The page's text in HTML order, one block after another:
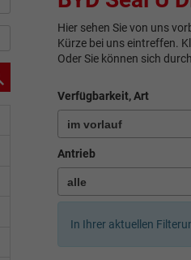
Hier sehen Sie von uns
Kürze bei uns eintreffen.
Oder Sie können sich
Verfügbarkeit, Art
Antrieb
In Ihrer aktuellen